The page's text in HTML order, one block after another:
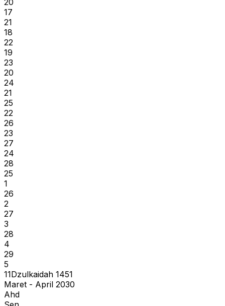
20
17
21
18
22
19
23
20
24
21
25
22
26
23
27
24
28
25
1
26
2
27
3
28
4
29
5
11Dzulkaidah 1451
Maret - April 2030
Ahd